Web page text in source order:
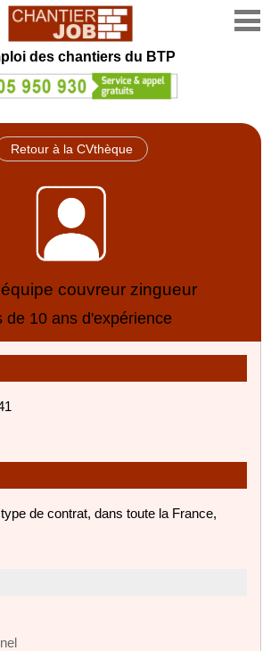
des chantiers du BTP
Retour à la CVthèque
couvreur zingueur
de 10 ans d'expérience
de contrat, dans toute la France,